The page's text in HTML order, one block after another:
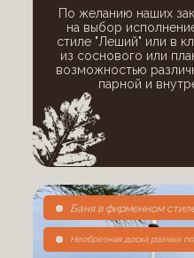
По желанию наших
на выбор
стиле "Леший" или в
из соснового или
возможностью
парной и
Необрезная доска разных
Баня в фирменном